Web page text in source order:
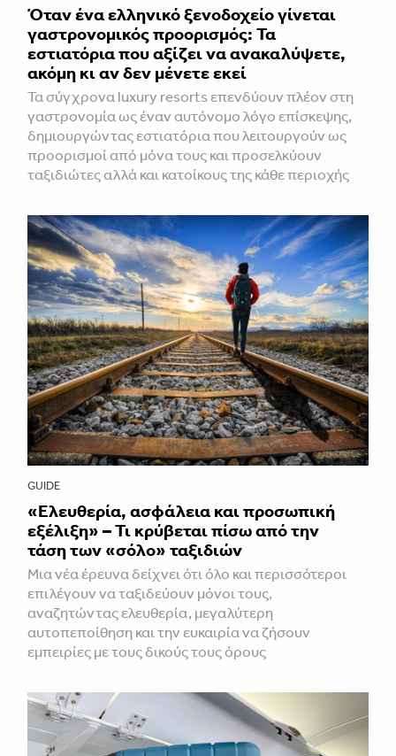
Όταν ένα ελληνικό ξενοδοχείο γίνεται
γαστρονομικός προορισμός: Τα
εστιατόρια που αξίζει να ανακαλύψετε,
ακόμη κι αν δεν μένετε εκεί
Τα σύγχρονα luxury resorts επενδύουν πλέον στη
γαστρονομία ως έναν αυτόνομο λόγο επίσκεψης,
δημιουργώντας εστιατόρια που λειτουργούν ως
προορισμοί από μόνα τους και προσελκύουν
ταξιδιώτες αλλά και κατοίκους της κάθε περιοχής
GUIDE
«Ελευθερία, ασφάλεια και προσωπική
εξέλιξη» – Τι κρύβεται πίσω από την
τάση των «σόλο» ταξιδιών
Μια νέα έρευνα δείχνει ότι όλο και περισσότεροι
επιλέγουν να ταξιδεύουν μόνοι τους,
αναζητώντας ελευθερία, μεγαλύτερη
αυτοπεποίθηση και την ευκαιρία να ζήσουν
εμπειρίες με τους δικούς τους όρους